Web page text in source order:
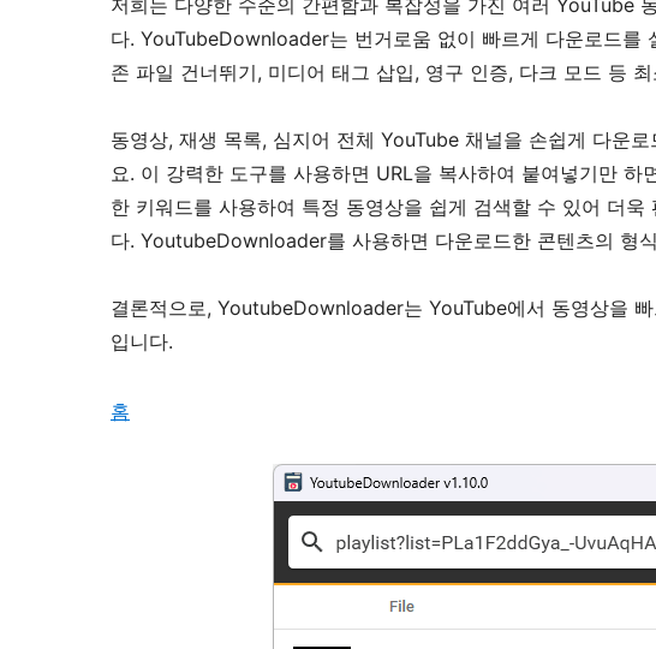
저희는 다양한 수준의 간편함과 복잡성을 가진 여러 YouTube
다. YouTubeDownloader는 번거로움 없이 빠르게 다운로드를
존 파일 건너뛰기, 미디어 태그 삽입, 영구 인증, 다크 모드 등
동영상, 재생 목록, 심지어 전체 YouTube 채널을 손쉽게 다운
요. 이 강력한 도구를 사용하면 URL을 복사하여 붙여넣기만
한 키워드를 사용하여 특정 동영상을 쉽게 검색할 수 있어 더욱
다. YoutubeDownloader를 사용하면 다운로드한 콘텐츠의 형
결론적으로, YoutubeDownloader는 YouTube에서 동영상을
입니다.
홈